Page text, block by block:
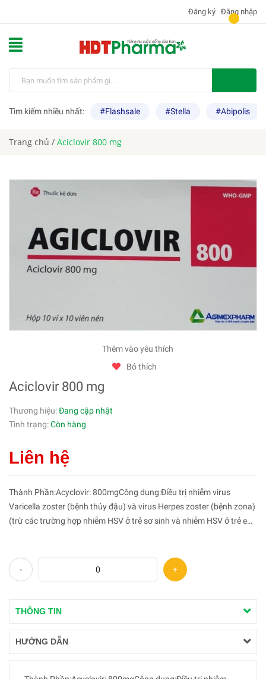
Đăng ký Đăng nhập
Tìm kiếm nhiều nhất: #Flashsale #Stella #Abipolis
Trang chủ / Aciclovir 800 mg
Thêm vào yêu thích
Bỏ thích
Aciclovir 800 mg
Thương hiệu:Đang cập nhật
Tình trạng:Còn hàng
Liên hệ
Thành Phần:Acyclovir: 800mgCông dụng:Điều trị nhiễm virus
Varicella zoster (bệnh thủy đậu) và virus Herpes zoster (bệnh zona)
(trừ các trường hợp nhiễm HSV ở trẻ sơ sinh và nhiễm HSV ở trẻ em
- +
THÔNG TIN
HƯỚNG DẪN